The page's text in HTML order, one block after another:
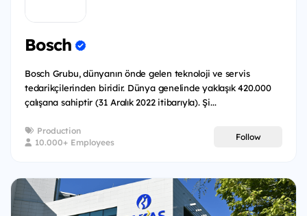
Bosch
Bosch Grubu, dünyanın önde gelen teknoloji ve servis
tedarikçilerinden biridir. Dünya genelinde yaklaşık 420.000
çalışana sahiptir (31 Aralık 2022 itibarıyla). Şi...
Production
10.000+ Employees
Follow